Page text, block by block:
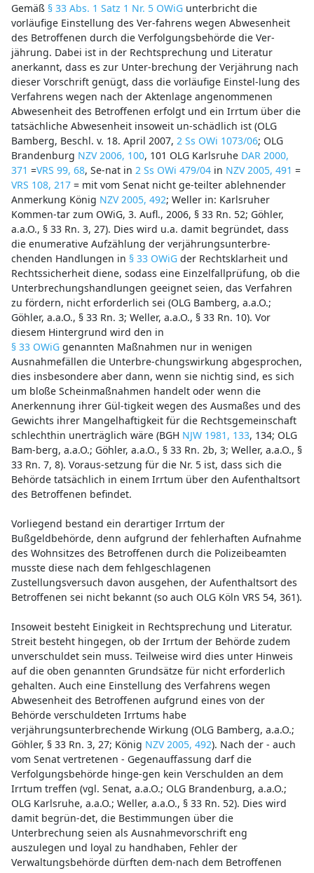
Gemäß § 33 Abs. 1 Satz 1 Nr. 5 OWiGunterbricht die
vorläufige Einstellung des Ver-fahrens wegen Abwesenheit
des Betroffenen durch die Verfolgungsbehörde die Ver-
jährung. Dabei ist in der Rechtsprechung und Literatur
anerkannt, dass es zur Unter-brechung der Verjährung nach
dieser Vorschrift genügt, dass die vorläufige Einstel-lung des
Verfahrens wegen nach der Aktenlage angenommenen
Abwesenheit des Betroffenen erfolgt und ein Irrtum über die
tatsächliche Abwesenheit insoweit un-schädlich ist (OLG
Bamberg, Beschl. v. 18. April 2007, 2 Ss OWi 1073/06; OLG
Brandenburg NZV 2006, 100, 101 OLG Karlsruhe DAR 2000,
371 =VRS 99, 68, Se-nat in 2 Ss OWi 479/04in NZV 2005, 491 =
VRS 108, 217= mit vom Senat nicht ge-teilter ablehnender
Anmerkung König NZV 2005, 492; Weller in: Karlsruher
Kommen-tar zum OWiG, 3. Aufl., 2006, § 33 Rn. 52; Göhler,
a.a.O., § 33 Rn. 3, 27). Dies wird u.a. damit begründet, dass
die enumerative Aufzählung der verjährungsunterbre-
chenden Handlungen in § 33 OWiGder Rechtsklarheit und
Rechtssicherheit diene, sodass eine Einzelfallprüfung, ob die
Unterbrechungshandlungen geeignet seien, das Verfahren
zu fördern, nicht erforderlich sei (OLG Bamberg, a.a.O.;
Göhler, a.a.O., § 33 Rn. 3; Weller, a.a.O., § 33 Rn. 10). Vor
diesem Hintergrund wird den in
§ 33 OWiGgenannten Maßnahmen nur in wenigen
Ausnahmefällen die Unterbre-chungswirkung abgesprochen,
dies insbesondere aber dann, wenn sie nichtig sind, es sich
um bloße Scheinmaßnahmen handelt oder wenn die
Anerkennung ihrer Gül-tigkeit wegen des Ausmaßes und des
Gewichts ihrer Mangelhaftigkeit für die Rechtsgemeinschaft
schlechthin unerträglich wäre (BGH NJW 1981, 133, 134; OLG
Bam-berg, a.a.O.; Göhler, a.a.O., § 33 Rn. 2b, 3; Weller, a.a.O., §
33 Rn. 7, 8). Voraus-setzung für die Nr. 5 ist, dass sich die
Behörde tatsächlich in einem Irrtum über den Aufenthaltsort
des Betroffenen befindet.
Vorliegend bestand ein derartiger Irrtum der
Bußgeldbehörde, denn aufgrund der fehlerhaften Aufnahme
des Wohnsitzes des Betroffenen durch die Polizeibeamten
musste diese nach dem fehlgeschlagenen
Zustellungsversuch davon ausgehen, der Aufenthaltsort des
Betroffenen sei nicht bekannt (so auch OLG Köln VRS 54, 361).
Insoweit besteht Einigkeit in Rechtsprechung und Literatur.
Streit besteht hingegen, ob der Irrtum der Behörde zudem
unverschuldet sein muss. Teilweise wird dies unter Hinweis
auf die oben genannten Grundsätze für nicht erforderlich
gehalten. Auch eine Einstellung des Verfahrens wegen
Abwesenheit des Betroffenen aufgrund eines von der
Behörde verschuldeten Irrtums habe
verjährungsunterbrechende Wirkung (OLG Bamberg, a.a.O.;
Göhler, § 33 Rn. 3, 27; König NZV 2005, 492). Nach der - auch
vom Senat vertretenen - Gegenauffassung darf die
Verfolgungsbehörde hinge-gen kein Verschulden an dem
Irrtum treffen (vgl. Senat, a.a.O.; OLG Brandenburg, a.a.O.;
OLG Karlsruhe, a.a.O.; Weller, a.a.O., § 33 Rn. 52). Dies wird
damit begrün-det, die Bestimmungen über die
Unterbrechung seien als Ausnahmevorschrift eng
auszulegen und loyal zu handhaben, Fehler der
Verwaltungsbehörde dürften dem-nach dem Betroffenen